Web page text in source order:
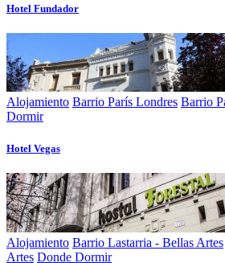
Hotel Fundador
Alojamiento Barrio París Londres Barrio
Dormir
Hotel Vegas
Alojamiento Barrio Lastarria - Bellas Artes
Artes Donde Dormir